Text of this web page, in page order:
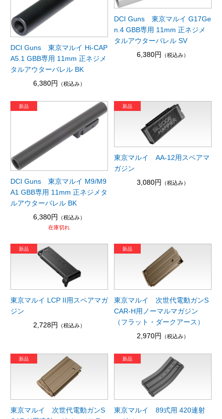
DCI Guns 東京マルイ Hi-CAP
A5.1 GBB専用 11mm 正ネジメ
タルアウターバレル BK
6,380円 （税込み）
DCI Guns 東京マルイ G17Ge
n.4 GBB専用 11mm 正ネジメ
タルアウターバレル SV
6,380円
（税込み）
DCI Guns 東京マルイ M9/M9
A1 GBB専用 11mm 正ネジメタ
ルアウターバレル BK
6,380円
（税込み）
在庫切れ
東京マルイ AA-12用スペアマ
ガジン
3,080円
（税込み）
東京マルイ LCP II用スペアマガ
ジン
2,728円
（税込み）
東京マルイ 次世代電動ガンS
CAR-H用ノーマルマガジン
（フラット・ダークアース）
2,970円
（税込み）
東京マルイ 次世代電動ガンS
東京マルイ 89式用 420連射